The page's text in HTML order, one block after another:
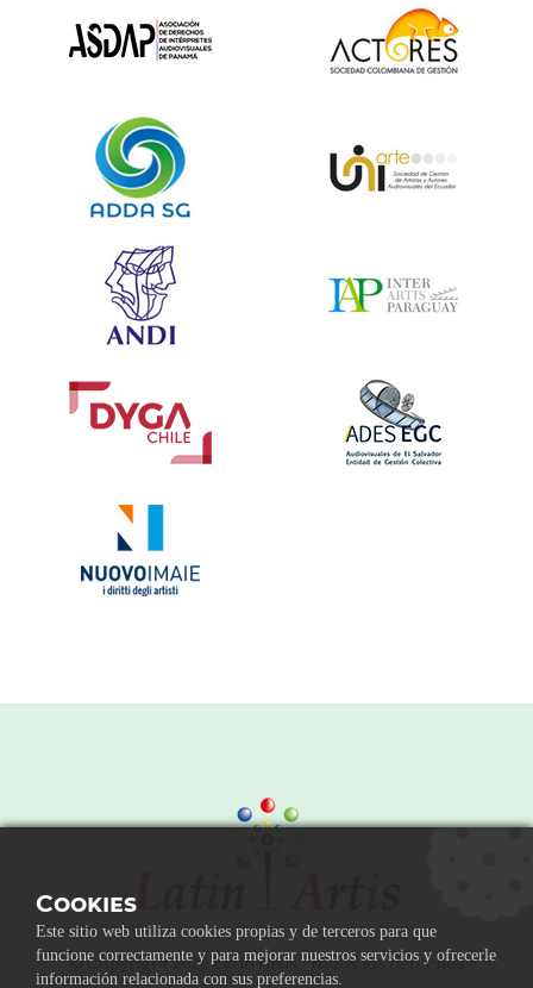
© Copyright 2026 Latin Artis · Todos los derechos
Cookies
Este sitio web utiliza cookies propias y de terceros para que
funcione correctamente y para mejorar nuestros servicios y ofrecerle
información relacionada con sus preferencias.